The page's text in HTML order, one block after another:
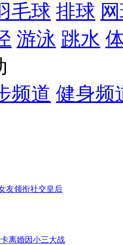
毛球 排球
游泳 跳水
频道 健身频
友领衔社交皇后
离婚因小三大战